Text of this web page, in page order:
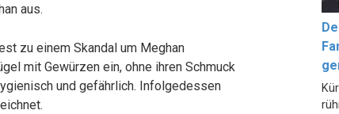
aus.
zu einem Skandal um Meghan
mit Gewürzen ein, ohne ihren Schmuck
und gefährlich. Infolgedessen